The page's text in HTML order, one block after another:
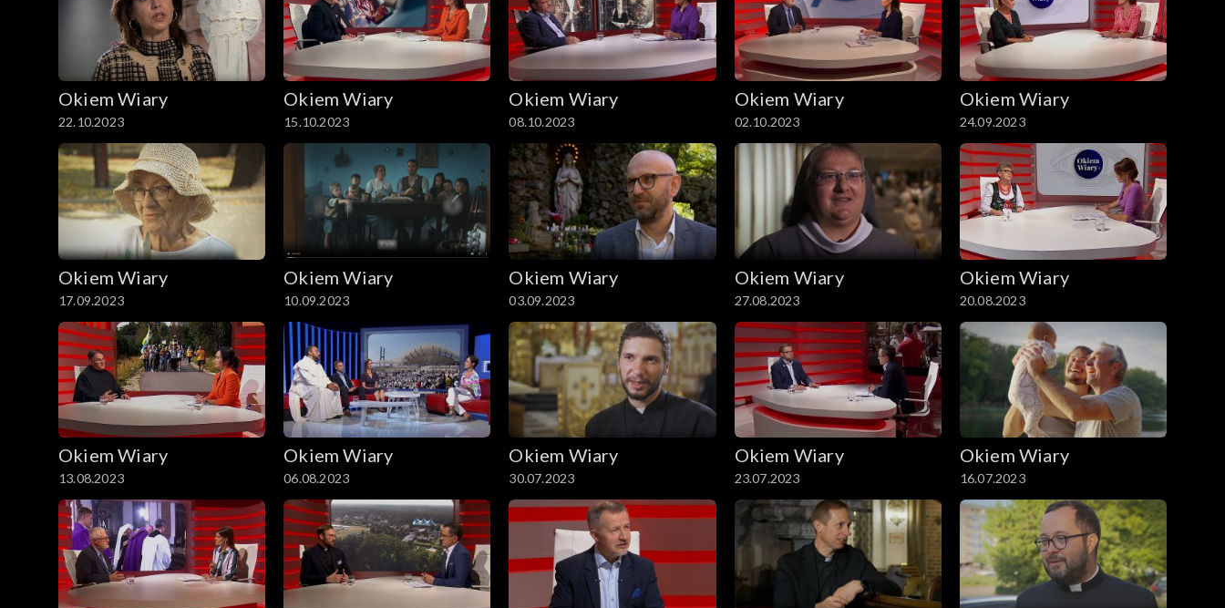
Okiem Wiary
22.10.2023
Okiem Wiary
15.10.2023
Okiem Wiary
08.10.2023
Okiem Wiary
02.10.2023
Okiem Wiary
24.09.2023
Okiem Wiary
17.09.2023
Okiem Wiary
10.09.2023
Okiem Wiary
03.09.2023
Okiem Wiary
27.08.2023
Okiem Wiary
20.08.2023
Okiem Wiary
13.08.2023
Okiem Wiary
06.08.2023
Okiem Wiary
30.07.2023
Okiem Wiary
23.07.2023
Okiem Wiary
16.07.2023